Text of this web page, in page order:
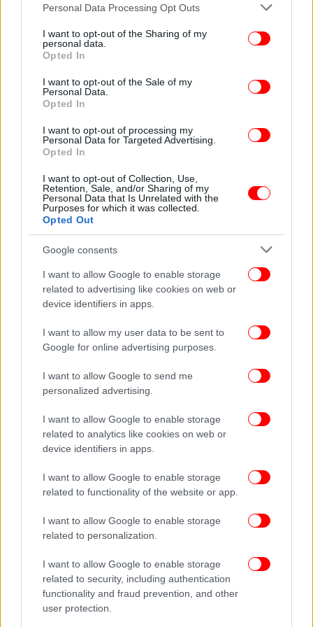
Please note that this website/app uses one or more Google
not limited to your visit or usage behaviour. You may click to
grant or deny consent to Google and its third-party tags to
use your data for below specified purposes in below Google
consent section.
Personal Data Processing Opt Outs
I want to opt-out of the Sharing of my
personal data.
Opted In
I want to opt-out of the Sale of my
Personal Data.
Opted In
I want to opt-out of processing my
Personal Data for Targeted Advertising.
Opted In
I want to opt-out of Collection, Use,
Retention, Sale, and/or Sharing of my
Personal Data that Is Unrelated with the
Purposes for which it was collected.
Opted Out
Google consents
I want to allow Google to enable storage
related to advertising like cookies on web or
device identifiers in apps.
I want to allow my user data to be sent to
Google for online advertising purposes.
I want to allow Google to send me
personalized advertising.
I want to allow Google to enable storage
related to analytics like cookies on web or
device identifiers in apps.
I want to allow Google to enable storage
related to functionality of the website or app.
I want to allow Google to enable storage
related to personalization.
I want to allow Google to enable storage
related to security, including authentication
functionality and fraud prevention, and other
user protection.
Πανικός στη Νέα Υόρκη: Λύγισαν κολόνες σε υπό
ανέγερση ουρανοξύστη -Έπεφταν τούβλα στους δρόμους,
εκκενώθηκαν κτίρια και σχολείο
Η Ρωσία επιστρέφει στους Ολυμπιακούς Αγώνες μετά
από 9 χρόνια -Η ανακοίνωση της ΔΟΕ
Ζωή χωρίς μισθό: Το τέλος του καπιταλισμού
προβλέπουν οι γκουρού της Τεχνητής Νοημοσύνης